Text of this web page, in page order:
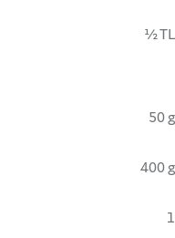
½ TL
50 g
400 g
1